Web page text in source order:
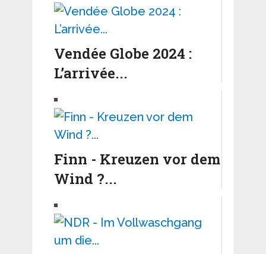
Vendée Globe 2024 :
L’arrivée...
Finn - Kreuzen vor dem
Wind ?...